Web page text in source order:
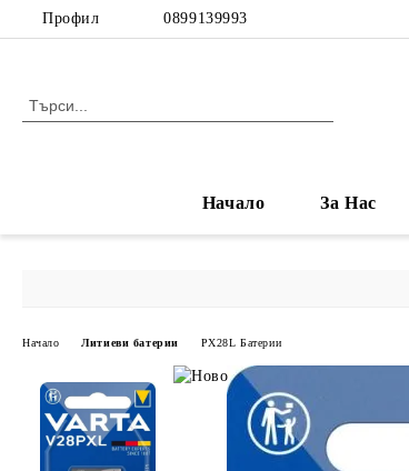
Профил 0899139993
Начало За Нас
Начало Литиеви батерии PX28L Батерии